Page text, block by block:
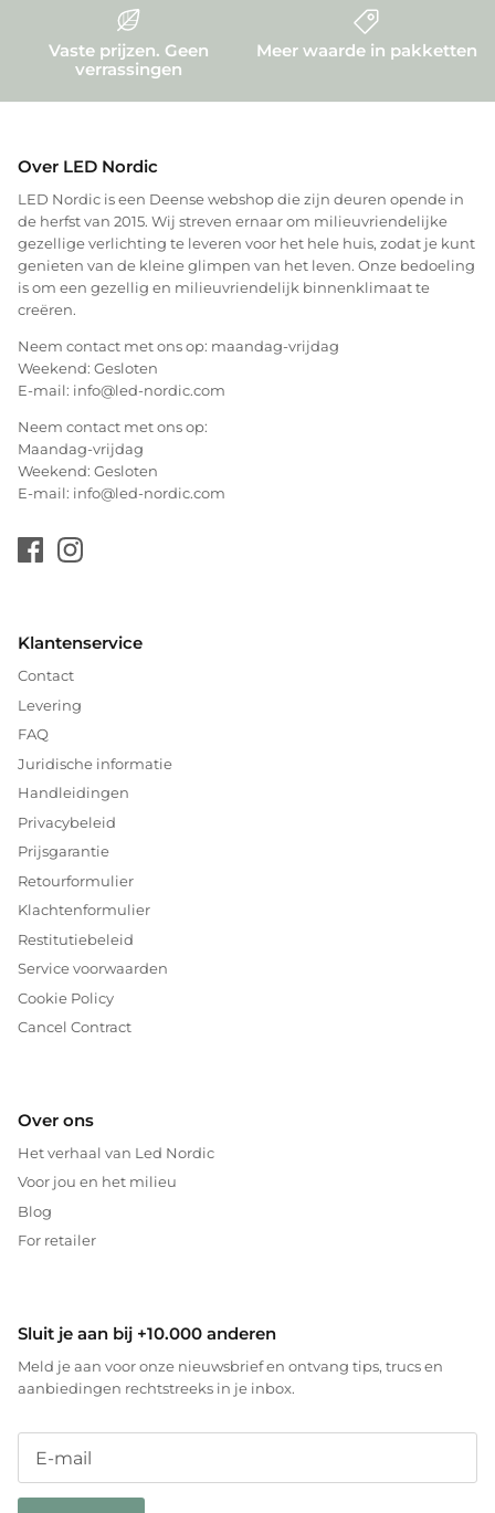
Vaste prijzen. Geen
verrassingen
Meer waarde in pakketten
Over LED Nordic
LED Nordic is een Deense webshop die zijn deuren opende in
de herfst van 2015. Wij streven ernaar om milieuvriendelijke
gezellige verlichting te leveren voor het hele huis, zodat je kunt
genieten van de kleine glimpen van het leven. Onze bedoeling
is om een gezellig en milieuvriendelijk binnenklimaat te
creëren.
Neem contact met ons op: maandag-vrijdag
Weekend: Gesloten
E-mail: info@led-nordic.com
Neem contact met ons op:
Maandag-vrijdag
Weekend: Gesloten
E-mail: info@led-nordic.com
Klantenservice
Contact
Levering
FAQ
Juridische informatie
Handleidingen
Privacybeleid
Prijsgarantie
Retourformulier
Klachtenformulier
Restitutiebeleid
Service voorwaarden
Cookie Policy
Cancel Contract
Over ons
Het verhaal van Led Nordic
Voor jou en het milieu
Blog
For retailer
Sluit je aan bij +10.000 anderen
Meld je aan voor onze nieuwsbrief en ontvang tips, trucs en
aanbiedingen rechtstreeks in je inbox.